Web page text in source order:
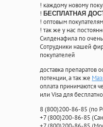
! каждому новому
! БЕСПЛАТНАЯ
! оптовым
! так же у нас
Силденафила по
Cотрудники нашей
покупателей
доставка препаратов
потенции, а так же
оплата принимаются
или Visa для
8(800)200-86-85 (по
+7(800)200-86-85 (